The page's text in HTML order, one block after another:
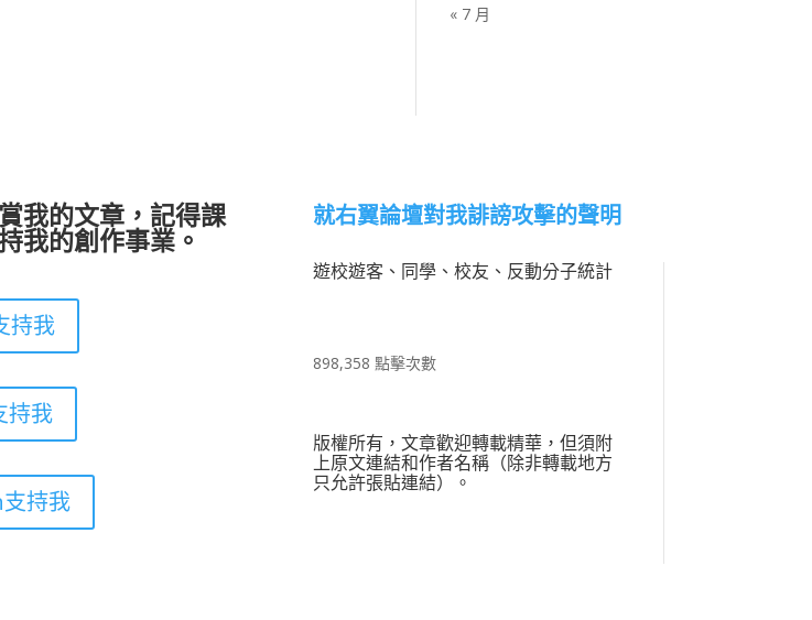
« 7 月
我的文章，記得課
我的創作事業。
持我
持我
持我
就右翼論壇對我誹謗攻擊的聲明
遊校遊客、同學、校友、反動分子統計
898,358 點擊次數
版權所有，文章歡迎轉載精華，但須附
上原文連結和作者名稱（除非轉載地方
只允許張貼連結）。